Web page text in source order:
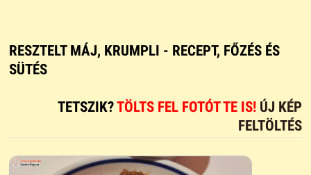
RESZTELT MÁJ, KRUMPLI - RECEPT, FŐZÉS ÉS
SÜTÉS
TETSZIK?TÖLTS FEL FOTÓT TE IS! ÚJ KÉP
FELTÖLTÉS